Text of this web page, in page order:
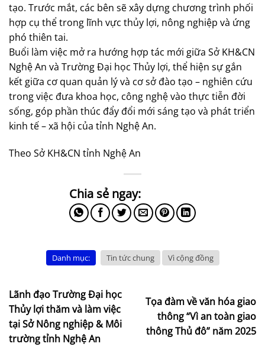
tạo. Trước mắt, các bên sẽ xây dựng chương trình phối
hợp cụ thể trong lĩnh vực thủy lợi, nông nghiệp và ứng
phó thiên tai.
Buổi làm việc mở ra hướng hợp tác mới giữa Sở KH&CN
Nghệ An và Trường Đại học Thủy lợi, thể hiện sự gắn
kết giữa cơ quan quản lý và cơ sở đào tạo – nghiên cứu
trong việc đưa khoa học, công nghệ vào thực tiễn đời
sống, góp phần thúc đẩy đổi mới sáng tạo và phát triển
kinh tế – xã hội của tỉnh Nghệ An.
Theo Sở KH&CN tỉnh Nghệ An
Danh mục: Tin tức chung Vì cộng đồng
Lãnh đạo Trường Đại học
Thủy lợi thăm và làm việc
tại Sở Nông nghiệp & Môi
trường tỉnh Nghệ An
Tọa đàm về văn hóa giao
thông “Vì an toàn giao
thông Thủ đô” năm 2025